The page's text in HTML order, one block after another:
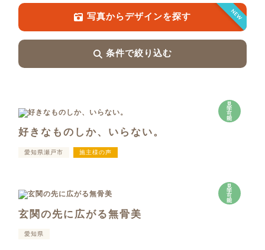
NEW
写真からデザインを探す
条件で絞り込む
見
学
可
能
好きなものしか、いらない。
愛知県瀬戸市 施主様の声
見
学
可
能
玄関の先に広がる無骨美
愛知県